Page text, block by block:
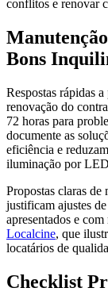
conflitos e renovar
Bons
Respostas rápidas
renovação do
72 horas para
documente as
eficiência e
iluminação por
Propostas claras
justificam ajustes
apresentados e
Localcine, que
locatários de
Checklist